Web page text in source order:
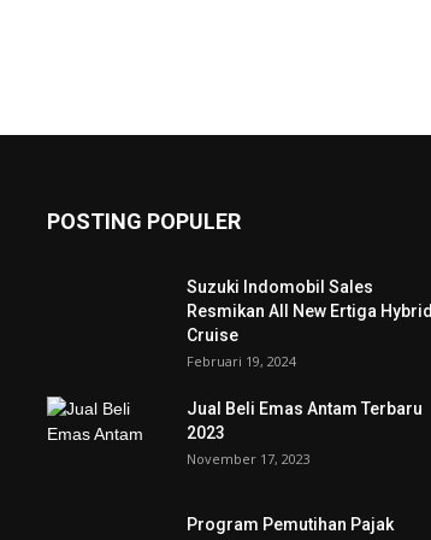
POSTING POPULER
Suzuki Indomobil Sales
Resmikan All New Ertiga Hybrid
Cruise
Februari 19, 2024
Jual Beli Emas Antam Terbaru
2023
November 17, 2023
Program Pemutihan Pajak